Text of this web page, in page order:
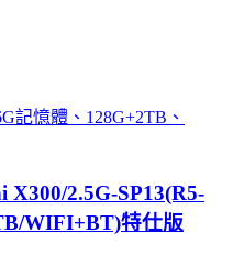
記憶體、128G+2TB、
X300/2.5G-SP13(R5-
WIFI+BT)特仕版